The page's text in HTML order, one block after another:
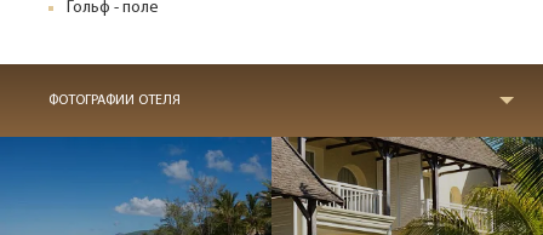
Гольф - поле
ФОТОГРАФИИ ОТЕЛЯ